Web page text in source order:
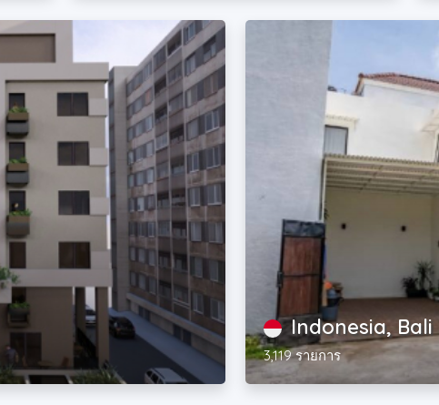
Indonesia, Bali
3,119 รายการ